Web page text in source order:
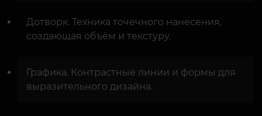
Дотворк. Техника точечного нанесения,
создающая объём и текстуру.
Графика. Контрастные линии и формы для
выразительного дизайна.